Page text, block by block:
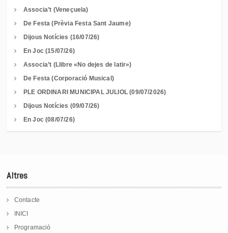
Associa’t (Veneçuela)
De Festa (Prèvia Festa Sant Jaume)
Dijous Notícies (16/07/26)
En Joc (15/07/26)
Associa’t (Llibre «No dejes de latir»)
De Festa (Corporació Musical)
PLE ORDINARI MUNICIPAL JULIOL (09/07/2026)
Dijous Notícies (09/07/26)
En Joc (08/07/26)
Altres
Contacte
INICI
Programació